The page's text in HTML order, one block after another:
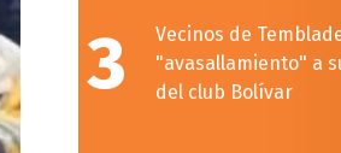
3
Vecinos de
"avasallamiento" a
del club Bolívar